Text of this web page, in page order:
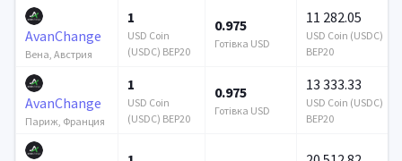
AvanChange
Вена, Австрия
1
USD Coin
(USDC) BEP20
0.975
Готівка USD
11 282.05
USD Coin (USDC)
BEP20
AvanChange
Париж, Франция
1
USD Coin
(USDC) BEP20
0.975
Готівка USD
13 333.33
USD Coin (USDC)
BEP20